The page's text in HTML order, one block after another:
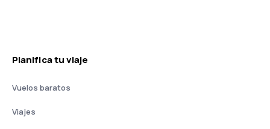
Planifica tu viaje
Vuelos baratos
Viajes